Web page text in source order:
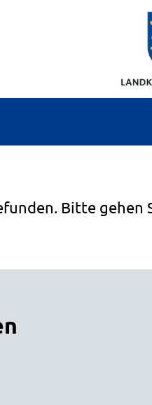
Bitte gehen